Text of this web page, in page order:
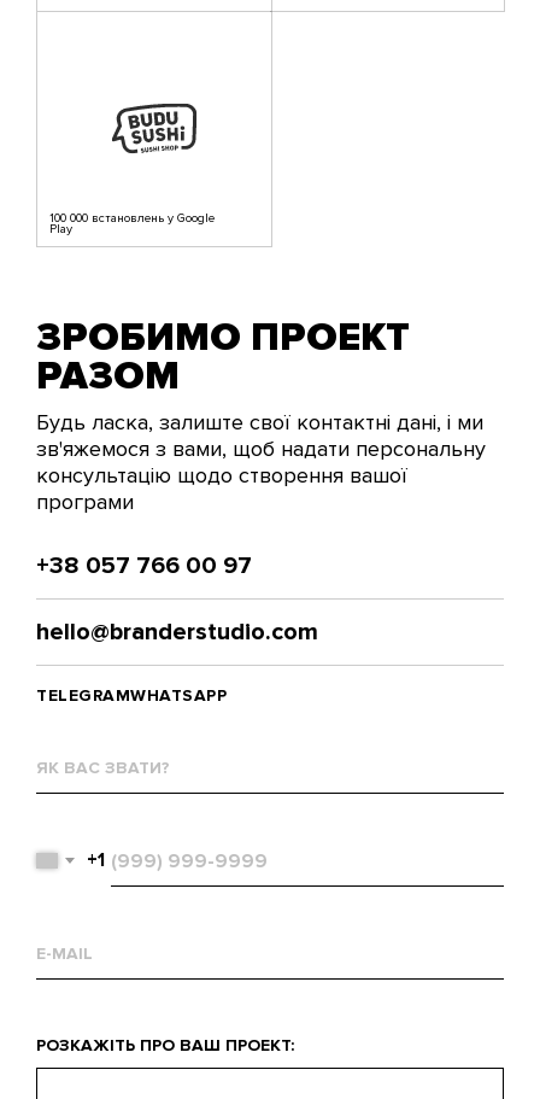
100 000 встановлень у Google
Play
ЗРОБИМО ПРОЕКТ
РАЗОМ
Будь ласка, залиште свої контактні дані, і ми
зв'яжемося з вами, щоб надати персональну
консультацію щодо створення вашої
програми
+38 057 766 00 97
hello@branderstudio.com
TELEGRAMWHATSAPP
вас
Телефон
+1
Що
вас
РОЗКАЖІТЬ ПРО ВАШ ПРОЕКТ: